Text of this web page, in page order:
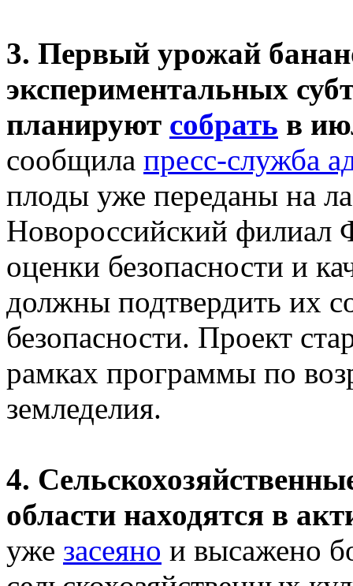
3. Первый урожай
экспериментальных
планируют собрать в
сообщила пресс-служба
плоды уже переданы на
Новороссийский
оценки безопасности и
должны подтвердить их
безопасности. Проект
рамках программы по
земледелия.
4.
области находятся в
уже засеяно и высажено